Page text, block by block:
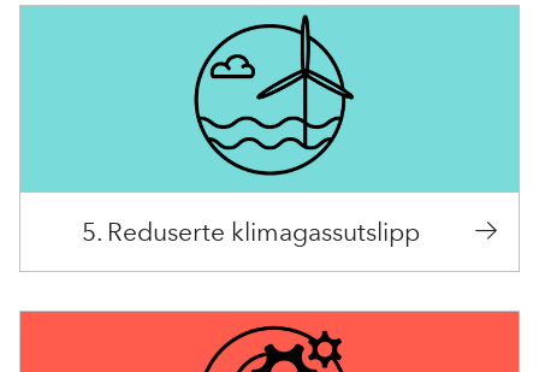
5. Reduserte klimagassutslipp